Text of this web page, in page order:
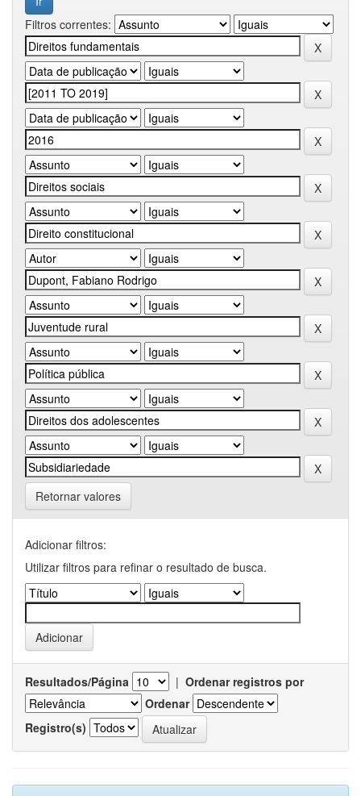
Filtros correntes:
Retornar valores
Adicionar filtros:
Utilizar filtros para refinar o resultado de busca.
Resultados/Página | Ordenar registros por
Ordenar
Registro(s)